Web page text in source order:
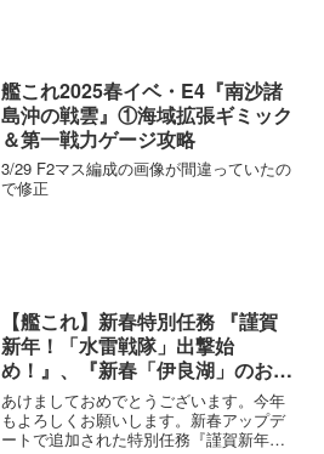
艦これ2025春イベ・E4『南沙諸
島沖の戦雲』①海域拡張ギミック
＆第一戦力ゲージ攻略
3/29 F2マス編成の画像が間違っていたの
で修正
【艦これ】新春特別任務 『謹賀
新年！「水雷戦隊」出撃始
め！』、『新春「伊良湖」のお手
伝い』攻略
あけましておめでとうございます。今年
もよろしくお願いします。新春アップデ
ートで追加された特別任務『謹賀新年！